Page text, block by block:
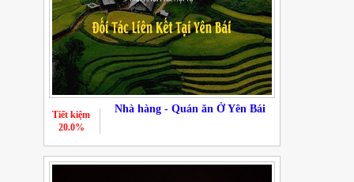
Nhà hàng - Quán ăn Ở Yên Bái
Tiết kiệm
20.0%